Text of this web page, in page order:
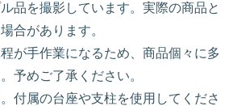
品を撮影しています。実際の商品と
合があります。
が手作業になるため、商品個々に多
予めご了承ください。
付属の台座や支柱を使用してくださ